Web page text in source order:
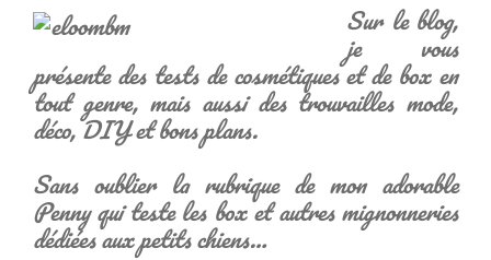
Sur le blog,
je vous
présente des tests de cosmétiques et de box en
tout genre, mais aussi des trouvailles mode,
déco, DIY et bons plans.
Sans oublier la rubrique de mon adorable
Penny qui teste les box et autres mignonneries
dédiées aux petits chiens…